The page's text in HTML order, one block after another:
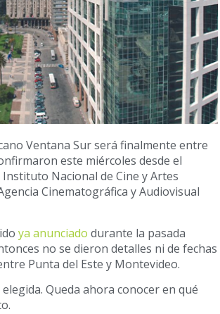
Ventana Sur será finalmente entre
este miércoles desde el
Instituto Nacional de Cine y Artes
Cinematográfica y Audiovisual
ya anunciado durante la pasada
no se dieron detalles ni de fechas
Punta del Este y Montevideo.
Queda ahora conocer en qué